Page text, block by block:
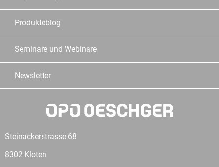
Produkteblog
Seminare und Webinare
Newsletter
Steinackerstrasse 68
8302 Kloten